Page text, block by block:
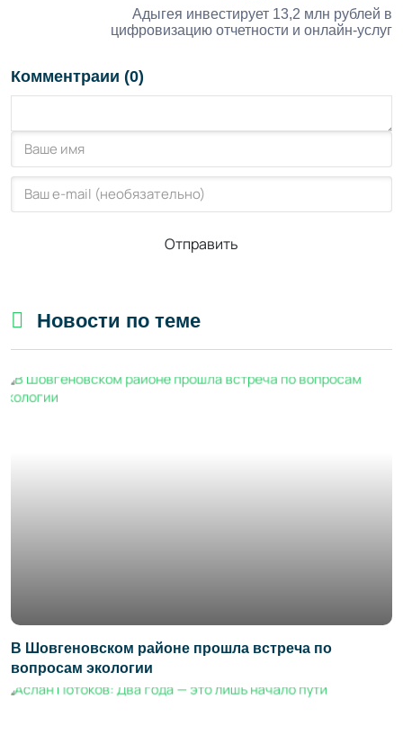
Адыгея инвестирует 13,2 млн рублей в
цифровизацию отчетности и онлайн-услуг
Комментраии (0)
Отправить
Новости по теме
В Шовгеновском районе прошла встреча по
вопросам экологии